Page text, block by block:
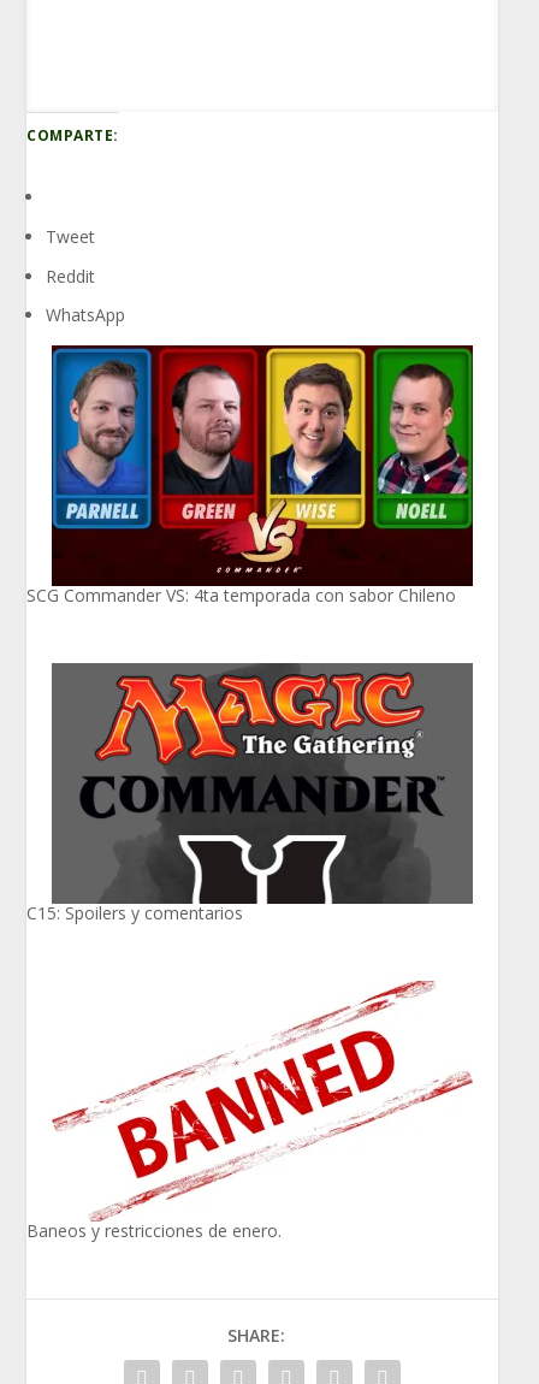
COMPARTE:
Tweet
Reddit
WhatsApp
SCG Commander VS: 4ta temporada con sabor Chileno
C15: Spoilers y comentarios
Baneos y restricciones de enero.
SHARE: